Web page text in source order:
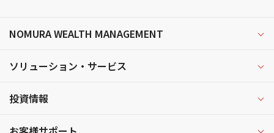
NOMURA WEALTH MANAGEMENT
ソリューション・サービス
投資情報